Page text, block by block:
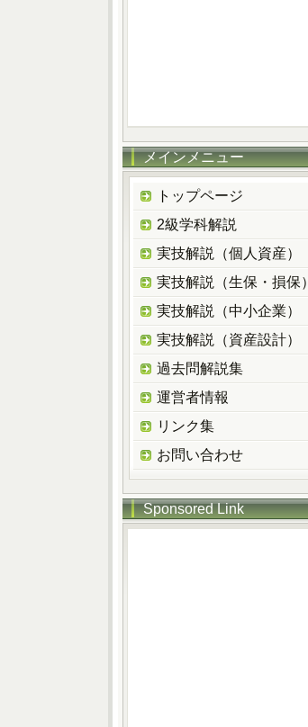
メインメニュー
トップページ
2級学科解説
実技解説（個人資産）
実技解説（生保・損保）
実技解説（中小企業）
実技解説（資産設計）
過去問解説集
運営者情報
リンク集
お問い合わせ
Sponsored Link